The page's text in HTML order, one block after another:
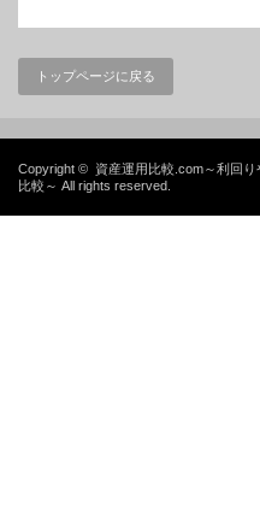
トップページに戻る
Copyright © 資産運用比較.com～利回
比較～ All rights reserved.